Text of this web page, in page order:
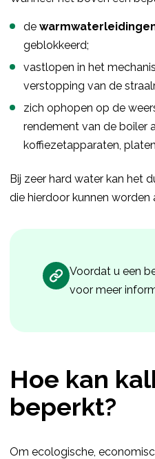
de
geblokkeerd;
vastlopen in het
verstopping van de
zich ophopen op de
rendement van de boiler
koffiezetapparaten,
Bij zeer hard water kan het
die hierdoor kunnen
Voordat u een
voor meer
Hoe kan
beperkt?
Om ecologische,